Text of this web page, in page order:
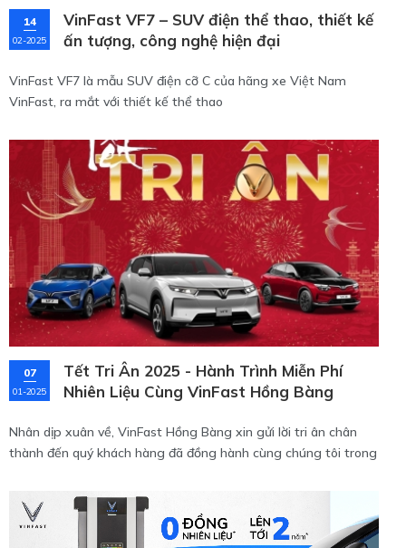
14
02-2025
VinFast VF7 – SUV điện thể thao, thiết kế
ấn tượng, công nghệ hiện đại
VinFast VF7 là mẫu SUV điện cỡ C của hãng xe Việt Nam
VinFast, ra mắt với thiết kế thể thao
07
01-2025
Tết Tri Ân 2025 - Hành Trình Miễn Phí
Nhiên Liệu Cùng VinFast Hồng Bàng
Nhân dịp xuân về, VinFast Hồng Bàng xin gửi lời tri ân chân
thành đến quý khách hàng đã đồng hành cùng chúng tôi trong
mang đến chương trình ưu đãi đặc biệt mang tên "Tết Tri Ân –
Miễn Phí Nhiên Liệu Đến 2027" dành riêng cho các dòng xe ô